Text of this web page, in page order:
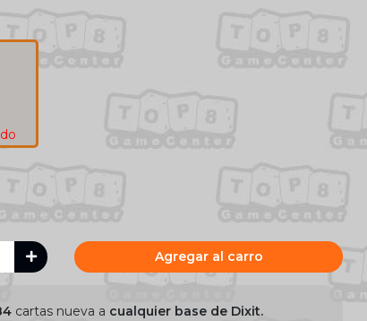
Agregar al carro
cartas nueva a cualquier base de Dixit.